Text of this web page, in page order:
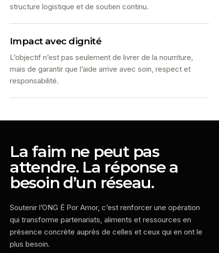
structure logistique et de soutien continu.
Impact avec dignité
L’objectif n’est pas seulement de livrer de la nourriture,
mais de garantir que l’aide arrive avec soin, respect et
responsabilité.
La faim ne peut pas
attendre. La réponse a
besoin d’un réseau.
Soutenir l’ONG É Por Amor, c’est renforcer une opération
qui transforme partenariats, aliments et ressources en
présence concrète auprès de celles et ceux qui en ont le
plus besoin.